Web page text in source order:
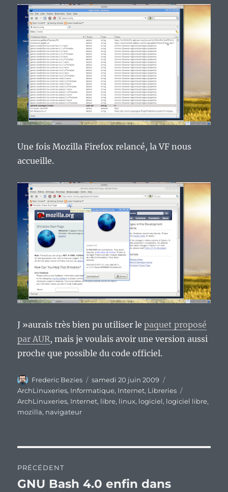
Une fois Mozilla Firefox relancé, la VF nous
accueille.
J »aurais très bien pu utiliser lepaquet proposé
par AUR, mais je voulais avoir une version aussi
proche que possible du code officiel.
Auteur
Frederic Bezies
Publié
le
samedi 20 juin 2009
ArchLinuxeries, Informatique, Internet, Libreries
ArchLinuxeries, Internet, libre, linux, logiciel, logiciel libre,
mozilla, navigateur
de
PRÉCÉDENT
Publication
GNU Bash 4.0 enfin dans